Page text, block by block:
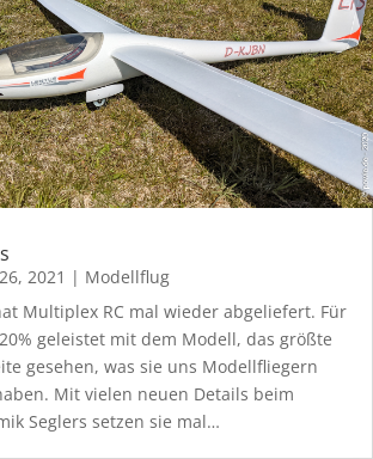
2021 | Modellflug
Multiplex RC mal wieder abgeliefert. Für
geleistet mit dem Modell, das größte
gesehen, was sie uns Modellfliegern
Mit vielen neuen Details beim
Seglers setzen sie mal…